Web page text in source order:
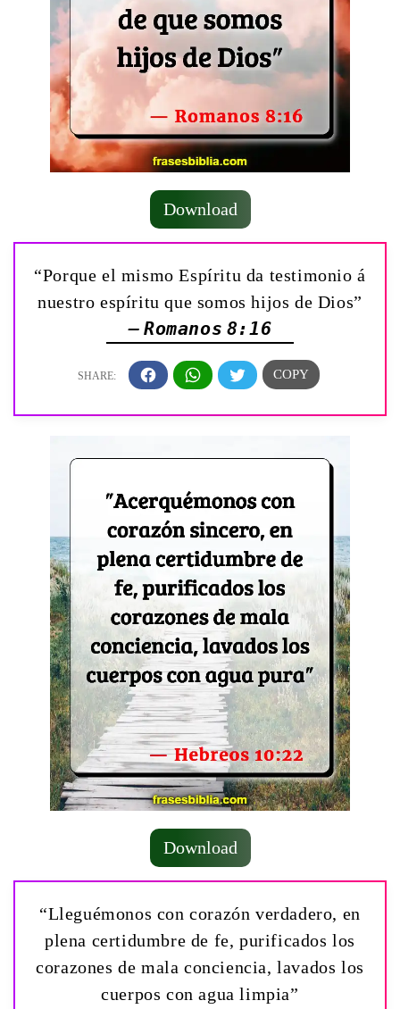
Download
“Porque el mismo Espíritu da testimonio á
nuestro espíritu que somos hijos de Dios”
— Romanos 8:16
Download
“Lleguémonos con corazón verdadero, en
plena certidumbre de fe, purificados los
corazones de mala conciencia, lavados los
cuerpos con agua limpia”